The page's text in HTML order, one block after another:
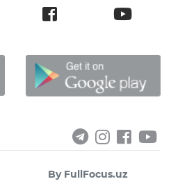
By FullFocus.uz